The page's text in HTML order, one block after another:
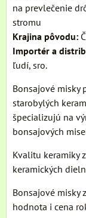
na prevlečenie
stromu
Krajina pôvodu:
Importér a
ľudí, sro.
Bonsajové misky
starobylých
špecializujú na
bonsajových
Kvalitu keramiky
keramických
Bonsajové misky
hodnota i cena